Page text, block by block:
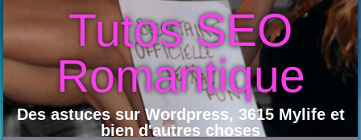
Tutos SEO
Romantique
Des astuces sur Wordpress, 3615 Mylife et
bien d'autres choses